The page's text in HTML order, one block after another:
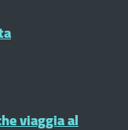
viaggia al